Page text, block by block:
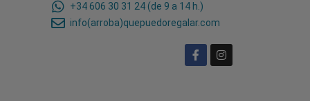
+34 606 30 31 24 (de 9 a 14 h.)
info(arroba)quepuedoregalar.com